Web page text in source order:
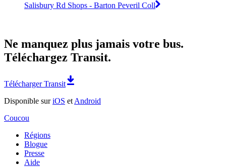
Salisbury Rd Shops - Barton Peveril Coll
Ne manquez plus jamais votre bus.
Téléchargez Transit.
Télécharger Transit
Disponible suriOS et Android
Coucou
Régions
Blogue
Presse
Aide